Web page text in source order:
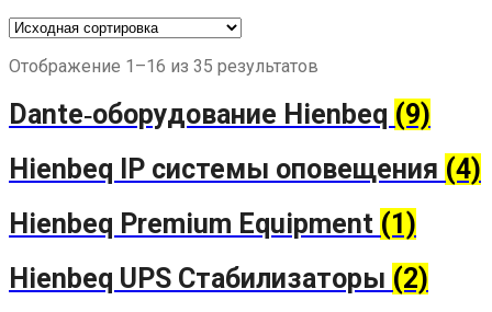
Отображение 1–16 из 35 результатов
Dante‑оборудование Hienbeq (9)
Hienbeq IP системы оповещения (4)
Hienbeq Premium Equipment (1)
Hienbeq UPS Стабилизаторы (2)